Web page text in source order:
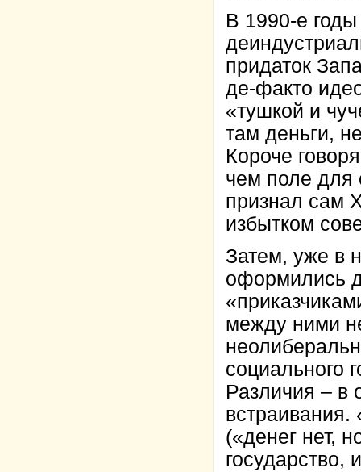
В 1990-е
придаток
де-факто
«тушкой и
там деньги,
Короче
чем поле для
признал сам
избытком
Затем, уже в
оформились
между ними
социального
Различия – в
встраивания.
(«денег нет,
государство,